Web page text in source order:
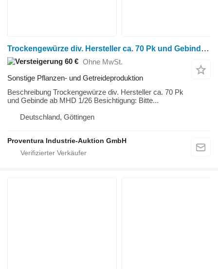
Trockengewürze div. Hersteller ca. 70 Pk und Gebinde ab MHD 1/26
60 € Ohne MwSt.
Sonstige Pflanzen- und Getreideproduktion
Beschreibung Trockengewürze div. Hersteller ca. 70 Pk
und Gebinde ab MHD 1/26 Besichtigung: Bitte...
Deutschland, Göttingen
Proventura Industrie-Auktion GmbH